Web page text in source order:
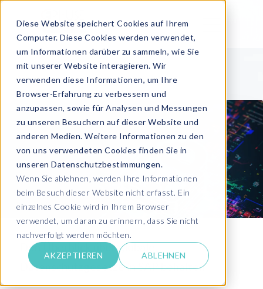
Diese Website speichert Cookies auf Ihrem
Computer. Diese Cookies werden verwendet,
um Informationen darüber zu sammeln, wie Sie
mit unserer Website interagieren. Wir
verwenden diese Informationen, um Ihre
Browser-Erfahrung zu verbessern und
anzupassen, sowie für Analysen und Messungen
zu unseren Besuchern auf dieser Website und
anderen Medien. Weitere Informationen zu den
von uns verwendeten Cookies finden Sie in
unseren Datenschutzbestimmungen.
Wenn Sie ablehnen, werden Ihre Informationen
beim Besuch dieser Website nicht erfasst. Ein
einzelnes Cookie wird in Ihrem Browser
verwendet, um daran zu erinnern, dass Sie nicht
nachverfolgt werden möchten.
AKZEPTIEREN ABLEHNEN
Den Überblick über globale
Datenschutzgesetze in SAP behalten